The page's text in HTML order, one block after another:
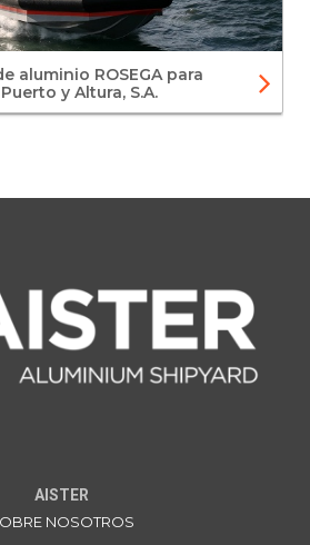
aluminio ROSEGA para
y Altura, S.A.
AISTER
NOSOTROS